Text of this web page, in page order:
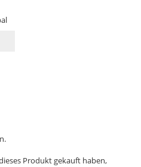
Produkt gekauft haben,